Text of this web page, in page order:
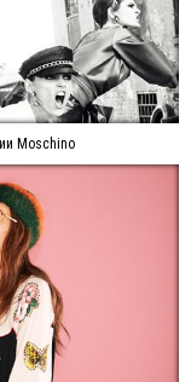
Moschino